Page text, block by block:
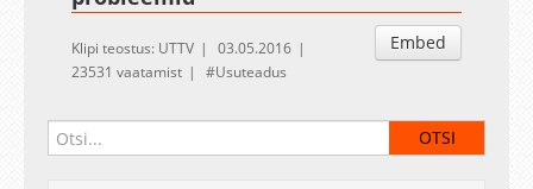
Embed
Klipi teostus: UTTV
03.05.2016
23531 vaatamist
Usuteadus